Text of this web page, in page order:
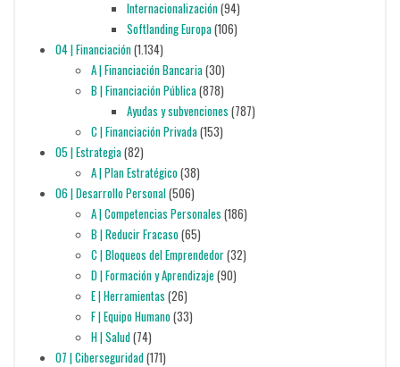
Internacionalización(94)
Softlanding Europa(106)
04 | Financiación(1.134)
A | Financiación Bancaria(30)
B | Financiación Pública(878)
Ayudas y subvenciones (787)
C | Financiación Privada(153)
05 | Estrategia(82)
A | Plan Estratégico(38)
06 | Desarrollo Personal(506)
A | Competencias Personales (186)
B | Reducir Fracaso(65)
C | Bloqueos del Emprendedor(32)
D | Formación y Aprendizaje (90)
E | Herramientas (26)
F | Equipo Humano(33)
H | Salud(74)
07 | Ciberseguridad(171)